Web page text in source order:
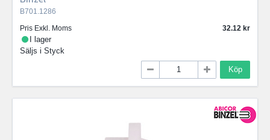
B701.1286
Pris Exkl. Moms
32.12
I lager
Säljs i Styck
Köp